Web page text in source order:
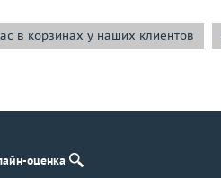
в корзинах у наших клиентов
оценка